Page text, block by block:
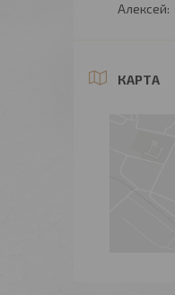
Алексей
КАРТА